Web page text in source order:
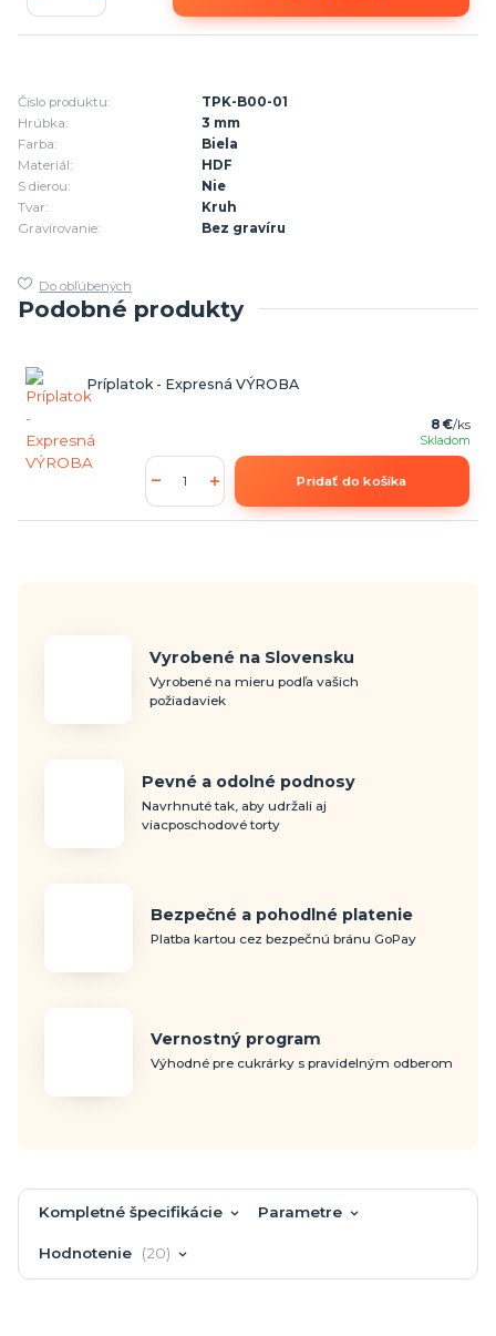
Číslo produktu:
TPK-B00-01
Hrúbka:
3 mm
Farba:
Biela
Materiál:
HDF
S dierou:
Nie
Tvar:
Kruh
Gravírovanie:
Bez gravíru
Do obľúbených
Podobné produkty
Príplatok - Expresná VÝROBA
8 €/ks
Skladom
Pridať do košíka
Vyrobené na Slovensku
Vyrobené na mieru podľa vašich
požiadaviek
Pevné a odolné podnosy
Navrhnuté tak, aby udržali aj
viacposchodové torty
Bezpečné a pohodlné platenie
Platba kartou cez bezpečnú bránu GoPay
Vernostný program
Výhodné pre cukrárky s pravidelným odberom
Kompletné špecifikácie Parametre
Hodnotenie 20